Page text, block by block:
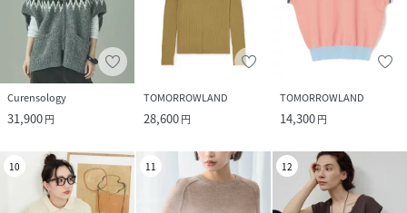
Curensology
31,900円
TOMORROWLAND
28,600円
TOMORROWLAND
14,300円
10 11 12